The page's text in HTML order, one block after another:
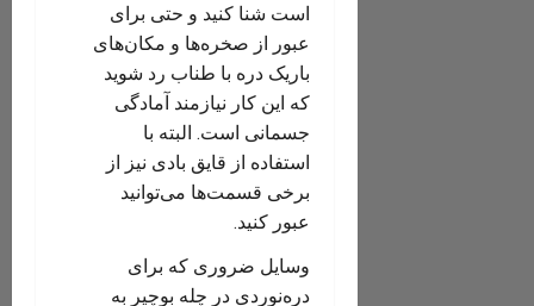
است شنا کنید و حتی برای
عبور از صخره‌ها و مکان‌های
باریک دره با طناب رد شوید
که این کار نیازمند آمادگی
جسمانی است. البته با
استفاده از قایق بادی نیز از
برخی قسمت‌ها می‌توانید
عبور کنید.
وسایل ضروری که برای
دره‌نوردی در چله بوچیر به